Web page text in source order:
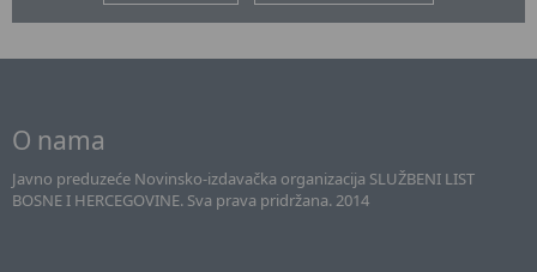
O nama
Javno preduzeće Novinsko-izdavačka organizacija SLUŽBENI LIST
BOSNE I HERCEGOVINE. Sva prava pridržana. 2014